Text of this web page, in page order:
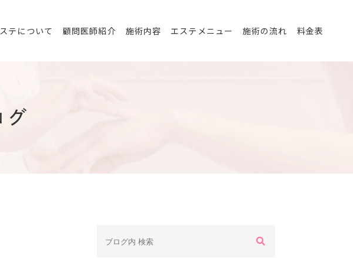
テについて 顧問医師紹介 施術内容 エステメニュー 施術の流れ 料金表
グ